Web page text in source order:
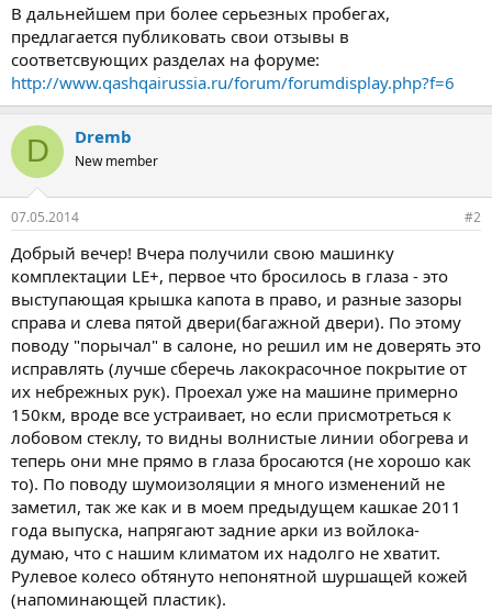
В дальнейшем при более серьезных пробегах,
предлагается публиковать свои отзывы в
соответсвующих разделах на форуме:
http://www.qashqairussia.ru/forum/forumdisplay.php?f=6
D Dremb
New member
07.05.2014 #2
Добрый вечер! Вчера получили свою машинку
комплектации LE+, первое что бросилось в глаза - это
выступающая крышка капота в право, и разные зазоры
справа и слева пятой двери(багажной двери). По этому
поводу "порычал" в салоне, но решил им не доверять это
исправлять (лучше сберечь лакокрасочное покрытие от
их небрежных рук). Проехал уже на машине примерно
150км, вроде все устраивает, но если присмотреться к
лобовом стеклу, то видны волнистые линии обогрева и
теперь они мне прямо в глаза бросаются (не хорошо как
то). По поводу шумоизоляции я много изменений не
заметил, так же как и в моем предыдущем кашкае 2011
года выпуска, напрягают задние арки из войлока-
думаю, что с нашим климатом их надолго не хватит.
Рулевое колесо обтянуто непонятной шуршащей кожей
(напоминающей пластик).